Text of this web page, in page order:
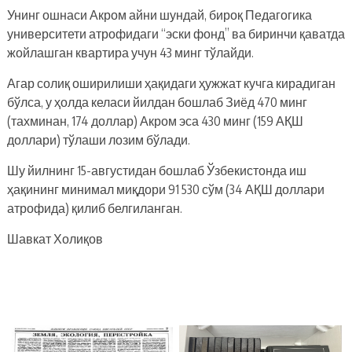
Унинг ошнаси Акром айни шундай, бироқ Педагогика
университети атрофидаги “эски фонд” ва биринчи қаватда
жойлашган квартира учун 43 минг тўлайди.
Агар солиқ оширилиши ҳақидаги ҳужжат кучга кирадиган
бўлса, у ҳолда келаси йилдан бошлаб Зиёд 470 минг
(тахминан, 174 доллар) Акром эса 430 минг (159 АҚШ
доллари) тўлаши лозим бўлади.
Шу йилнинг 15-августидан бошлаб Ўзбекистонда иш
ҳақининг минимал миқдори 91 530 сўм (34 АҚШ доллари
атрофида) қилиб белгиланган.
Шавкат Холиқов